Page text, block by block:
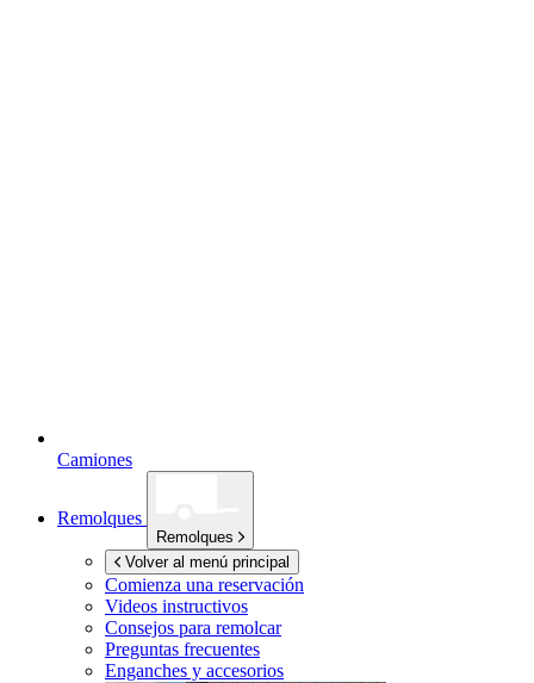
Camiones
Remolques
Remolques
Volver al menú principal
Comienza una reservación
Videos instructivos
Consejos para remolcar
Preguntas frecuentes
Enganches y accesorios